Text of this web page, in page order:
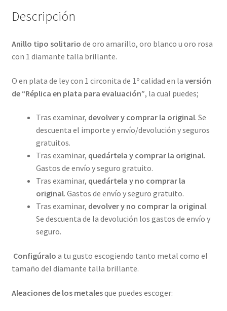
Descripción
Anillo tipo solitario de oro amarillo, oro blanco u oro rosa
con 1 diamante talla brillante.
O en plata de ley con 1 circonita de 1º calidad en la versión
de “Réplica en plata para evaluación”, la cual puedes;
Tras examinar, devolver y comprar la original. Se
descuenta el importe y envío/devolución y seguros
gratuitos.
Tras examinar, quedártela y comprar la original.
Gastos de envío y seguro gratuito.
Tras examinar, quedártela y no comprar la
original. Gastos de envío y seguro gratuito.
Tras examinar, devolver y no comprar la original.
Se descuenta de la devolución los gastos de envío y
seguro.
Configúralo a tu gusto escogiendo tanto metal como el
tamaño del diamante talla brillante.
Aleaciones de los metalesque puedes escoger: